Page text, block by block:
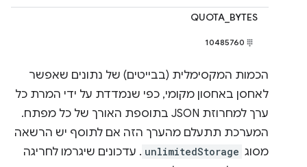
QUOTA_BYTES
10485760
הכמות המקסימלית (בבייטים) של נתונים שאפשר
לאחסן באחסון מקומי, כפי שנמדדת על ידי המרת כל
ערך למחרוזת JSON בתוספת האורך של כל מפתח.
המערכת תתעלם מהערך הזה אם לתוסף יש הרשאה
מסוג unlimitedStorage . עדכונים שיגרמו לחריגה